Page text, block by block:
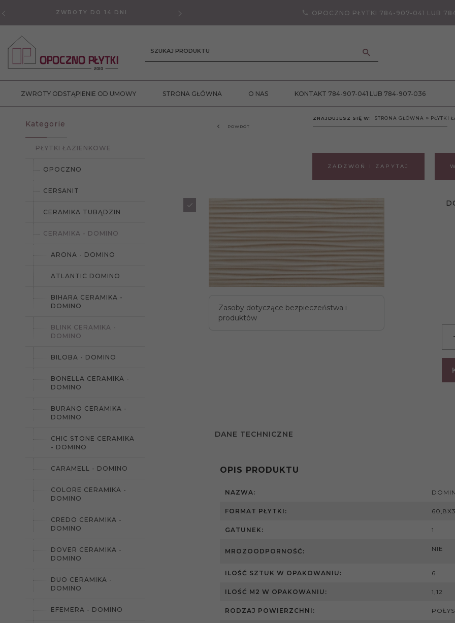
ZWROTY DO 14 DNI OPOCZNO PŁYTKI 784-907-041 LUB
SZUKAJ PRODUKTU
ZWROTY ODSTĄPIENIE OD UMOWY STRONA GŁÓWNA O NAS KONTAKT 784-907-041 LUB 784-907-036
Kategorie
PŁYTKI ŁAZIENKOWE
OPOCZNO
CERSANIT
CERAMIKA TUBĄDZIN
CERAMIKA - DOMINO
ARONA - DOMINO
ATLANTIC DOMINO
BIHARA CERAMIKA -
DOMINO
BLINK CERAMIKA -
DOMINO
BILOBA - DOMINO
BONELLA CERAMIKA -
DOMINO
BURANO CERAMIKA -
DOMINO
CHIC STONE CERAMIKA
- DOMINO
CARAMELL - DOMINO
COLORE CERAMIKA -
DOMINO
CREDO CERAMIKA -
DOMINO
DOVER CERAMIKA -
DOMINO
DUO CERAMIKA -
DOMINO
EFEMERA - DOMINO
POWRÓT
ZNAJDUJESZ SIĘ W: STRONA GŁÓWNA PŁYTKI
ZADZWOŃ I ZAPYTAJ
Zasoby dotyczące bezpieczeństwa i
produktów
DANE TECHNICZNE
OPIS PRODUKTU
NAZWA:
FORMAT PŁYTKI:
GATUNEK: 1
MROZOODPORNOŚĆ: NIE
ILOŚĆ SZTUK W OPAKOWANIU: 6
ILOŚĆ M2 W OPAKOWANIU: 1,12
RODZAJ POWIERZCHNI: